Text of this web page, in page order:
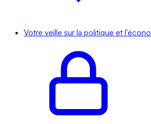
Votre veille sur la politique et